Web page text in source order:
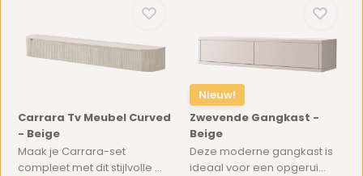
Carrara Tv Meubel Curved
- Beige
Maak je Carrara-set
compleet met dit stijlvolle ...
Nieuw!
Zwevende Gangkast -
Beige
Deze moderne gangkast is
ideaal voor een opgerui...